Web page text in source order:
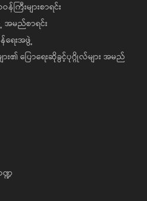
ကြီးများစာရင်း
မည်စာရင်း
ရေးအဖွဲ့
း၏ ပြောရေးဆိုခွင့်ပုဂ္ဂိုလ်များ အမည်
ဍ